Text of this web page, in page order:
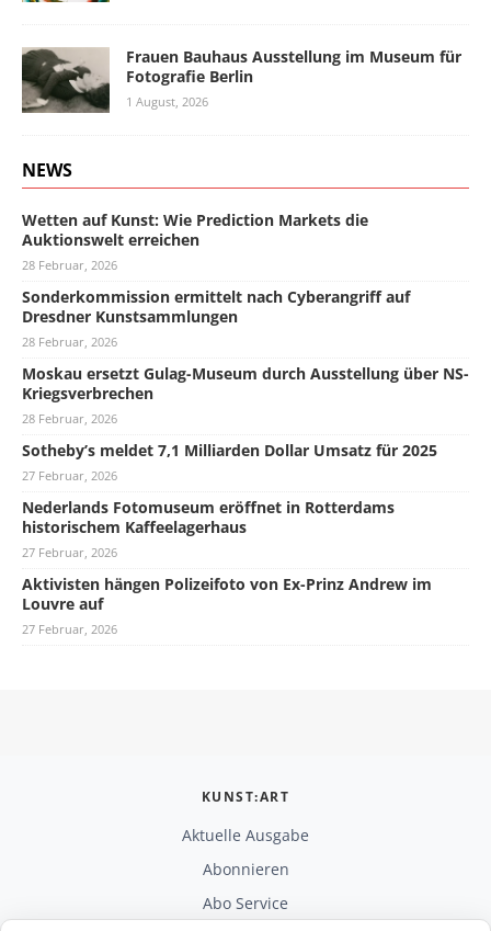
Frauen Bauhaus Ausstellung im Museum für
Fotografie Berlin
1 August, 2026
NEWS
Wetten auf Kunst: Wie Prediction Markets die
Auktionswelt erreichen
28 Februar, 2026
Sonderkommission ermittelt nach Cyberangriff auf
Dresdner Kunstsammlungen
28 Februar, 2026
Moskau ersetzt Gulag-Museum durch Ausstellung über NS-
Kriegsverbrechen
28 Februar, 2026
Sotheby’s meldet 7,1 Milliarden Dollar Umsatz für 2025
27 Februar, 2026
Nederlands Fotomuseum eröffnet in Rotterdams
historischem Kaffeelagerhaus
27 Februar, 2026
Aktivisten hängen Polizeifoto von Ex-Prinz Andrew im
Louvre auf
27 Februar, 2026
KUNST:ART
Aktuelle Ausgabe
Abonnieren
Abo Service